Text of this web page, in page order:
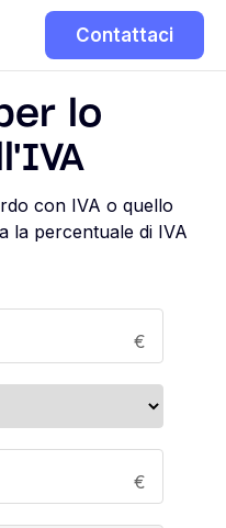
Contattaci
lo
con IVA o quello
la percentuale di IVA
€
€